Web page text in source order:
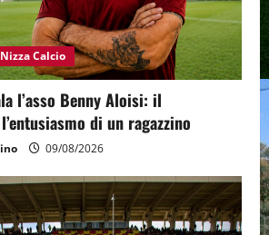
Nizza Calcio
l’asso Benny Aloisi: il
di un ragazzino
09/08/2026